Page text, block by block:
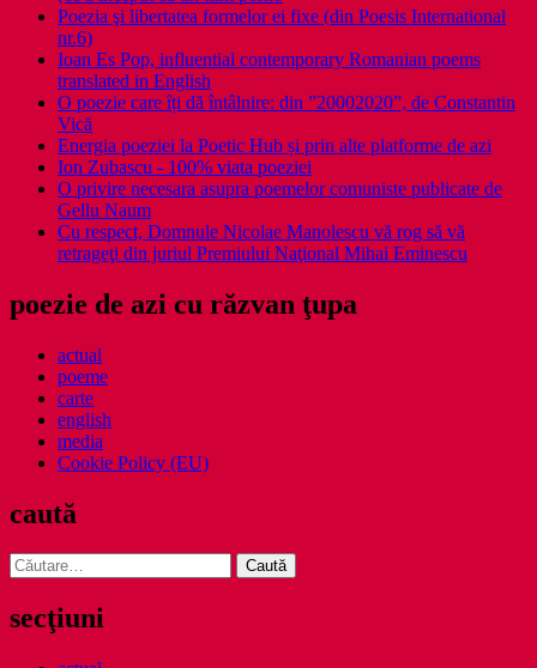
Poezia şi libertatea formelor ei fixe (din Poesis International
nr.6)
Ioan Es Pop, influential contemporary Romanian poems
translated in English
O poezie care îți dă întâlnire: din ”20002020”, de Constantin
Vică
Energia poeziei la Poetic Hub și prin alte platforme de azi
Ion Zubascu - 100% viata poeziei
O privire necesara asupra poemelor comuniste publicate de
Gellu Naum
Cu respect, Domnule Nicolae Manolescu vă rog să vă
retrageţi din juriul Premiului Naţional Mihai Eminescu
poezie de azi cu răzvan ţupa
actual
poeme
carte
english
media
Cookie Policy (EU)
caută
Caută
după:
secţiuni